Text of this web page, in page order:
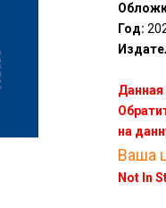
Год:
Данная
на
Ваша
Not In